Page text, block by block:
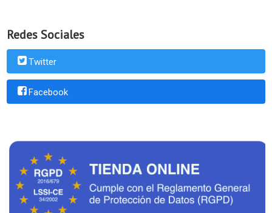
Redes Sociales
Twitter
Facebook